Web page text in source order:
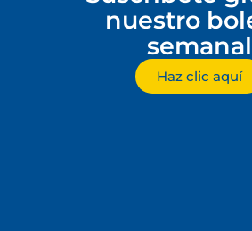
nuestro
semanal
Haz clic aquí